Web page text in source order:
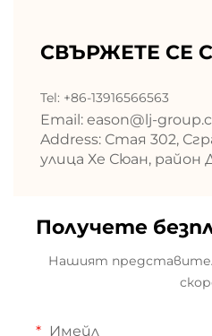
СВЪРЖЕТЕ СЕ
Tel: +86-13916566563
Email: eason@lj-
Address: Стая 302,
улица Хе Сюан, район
Получете
Нашият
Имейл